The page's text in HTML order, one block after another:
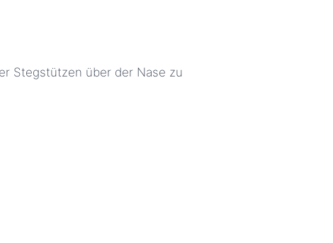
Stegstützen über der Nase zu